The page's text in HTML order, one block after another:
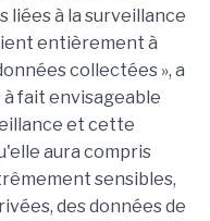
liées à la surveillance
entièrement à
collectées », a
à fait envisageable
et cette
aura compris
sensibles,
des données de